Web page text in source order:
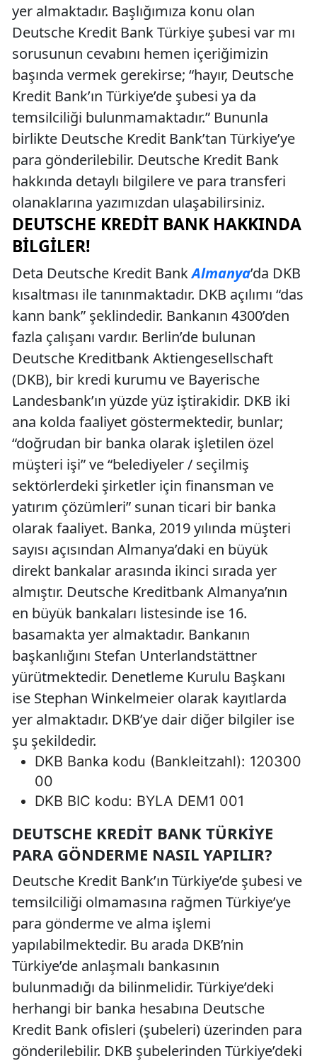
yer almaktadır. Başlığımıza konu olan
Deutsche Kredit Bank Türkiye şubesi var mı
sorusunun cevabını hemen içeriğimizin
başında vermek gerekirse; “hayır, Deutsche
Kredit Bank’ın Türkiye’de şubesi ya da
temsilciliği bulunmamaktadır.” Bununla
birlikte Deutsche Kredit Bank’tan Türkiye’ye
para gönderilebilir. Deutsche Kredit Bank
hakkında detaylı bilgilere ve para transferi
olanaklarına yazımızdan ulaşabilirsiniz.
DEUTSCHE KREDIT BANK HAKKINDA
BILGILER!
Deta Deutsche Kredit BankAlmanya’da DKB
kısaltması ile tanınmaktadır. DKB açılımı “das
kann bank” şeklindedir. Bankanın 4300’den
fazla çalışanı vardır. Berlin’de bulunan
Deutsche Kreditbank Aktiengesellschaft
(DKB), bir kredi kurumu ve Bayerische
Landesbank’ın yüzde yüz iştirakidir. DKB iki
ana kolda faaliyet göstermektedir, bunlar;
“doğrudan bir banka olarak işletilen özel
müşteri işi” ve “belediyeler / seçilmiş
sektörlerdeki şirketler için finansman ve
yatırım çözümleri” sunan ticari bir banka
olarak faaliyet. Banka, 2019 yılında müşteri
sayısı açısından Almanya’daki en büyük
direkt bankalar arasında ikinci sırada yer
almıştır. Deutsche Kreditbank Almanya’nın
en büyük bankaları listesinde ise 16.
basamakta yer almaktadır. Bankanın
başkanlığını Stefan Unterlandstättner
yürütmektedir. Denetleme Kurulu Başkanı
ise Stephan Winkelmeier olarak kayıtlarda
yer almaktadır. DKB’ye dair diğer bilgiler ise
şu şekildedir.
DKB Banka kodu (Bankleitzahl): 120300
00
DKB BIC kodu: BYLA DEM1 001
DEUTSCHE KREDIT BANK TÜRKIYE
PARA GÖNDERME NASIL YAPILIR?
Deutsche Kredit Bank’ın Türkiye’de şubesi ve
temsilciliği olmamasına rağmen Türkiye’ye
para gönderme ve alma işlemi
yapılabilmektedir. Bu arada DKB’nin
Türkiye’de anlaşmalı bankasının
bulunmadığı da bilinmelidir. Türkiye’deki
herhangi bir banka hesabına Deutsche
Kredit Bank ofisleri (şubeleri) üzerinden para
gönderilebilir. DKB şubelerinden Türkiye’deki